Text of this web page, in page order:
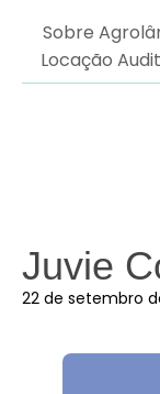
Sobre
Locação
Juvie
22 de setembro